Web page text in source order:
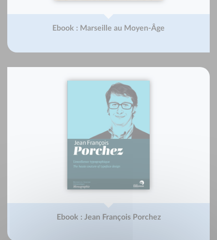
Ebook : Marseille au Moyen-Âge
Ebook : Jean François Porchez